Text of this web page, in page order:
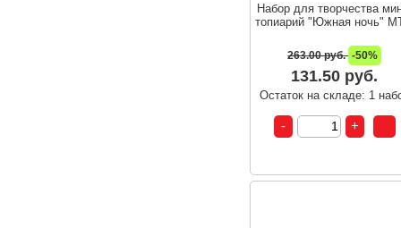
Набор для творчества
топиарий "Южная ночь"
263.00 руб. -50%
131.50 руб.
Остаток на складе: 1